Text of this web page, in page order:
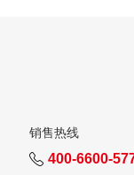
销售热线
400-6600-